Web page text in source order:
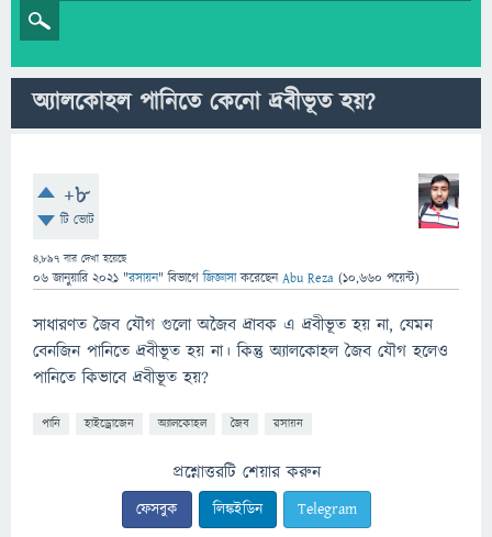
অ্যালকোহল পানিতে কেনো দ্রবীভূত হয়?
+8
টি ভোট
4,897 বার দেখা হয়েছে
06 জানুয়ারি 2021 "রসায়ন" বিভাগে জিজ্ঞাসাকরেছেনAbu Reza (10,660 পয়েন্ট)
সাধারণত জৈব যৌগ গুলো অজৈব দ্রাবক এ দ্রবীভূত হয় না, যেমন
বেনজিন পানিতে দ্রবীভূত হয় না। কিন্তু অ্যালকোহল জৈব যৌগ হলেও
পানিতে কিভাবে দ্রবীভূত হয়?
পানি হাইড্রোজেন অ্যালকোহল জৈব রসায়ন
প্রশ্নোত্তরটি শেয়ার করুন
ফেসবুক লিঙ্কইডিন Telegram